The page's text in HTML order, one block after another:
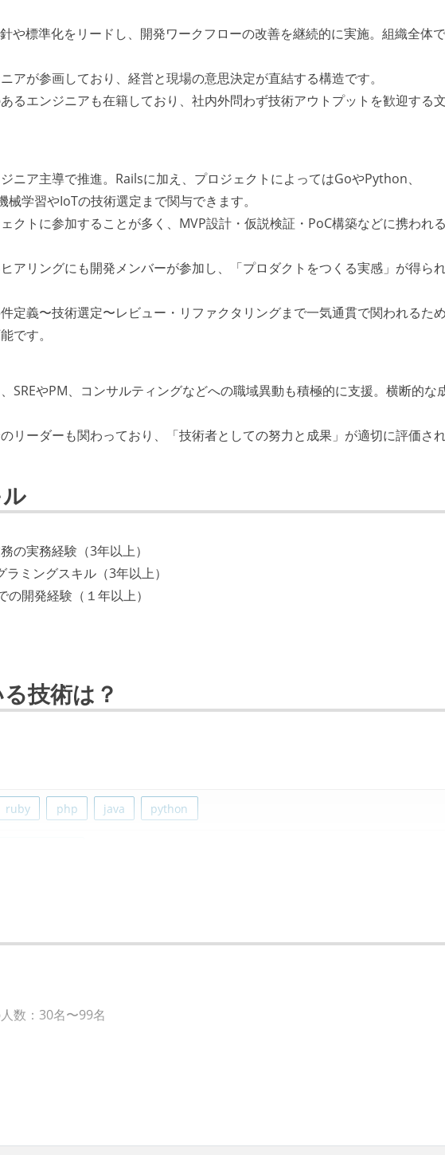
や標準化をリードし、開発ワークフローの改善を継続的に実施。組織全体
アが参画しており、経営と現場の意思決定が直結する構造です。
るエンジニアも在籍しており、社内外問わず技術アウトプットを歓迎する
ニア主導で推進。Railsに加え、プロジェクトによってはGoやPython、
学習やIoTの技術選定まで関与できます。
クトに参加することが多く、MVP設計・仮説検証・PoC構築などに携われ
アリングにも開発メンバーが参加し、「プロダクトをつくる実感」が得ら
定義〜技術選定〜レビュー・リファクタリングまで一気通貫で関われるた
です。
SREやPM、コンサルティングなどへの職域異動も積極的に支援。横断的な
リーダーも関わっており、「技術者としての努力と成果」が適切に評価さ
の実務経験（3年以上）
ミングスキル（3年以上）
開発経験（１年以上）
技術は？
ruby php java python
aws zoom
数：30名〜99名
ジニア経験者が関わっている